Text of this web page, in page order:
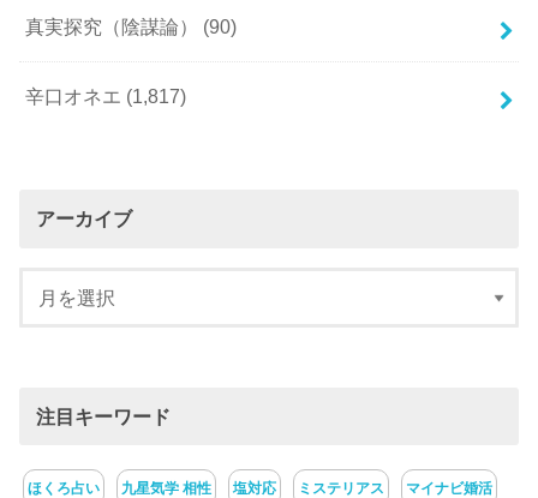
真実探究（陰謀論） (90)
辛口オネエ (1,817)
アーカイブ
注目キーワード
ほくろ占い 九星気学 相性 塩対応 ミステリアス マイナビ婚活